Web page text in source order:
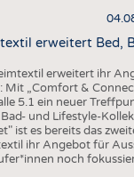
erweitert Bed,
erweitert ihr
Mit „Comfort &
5.1 ein neuer
und Lifestyle-
ist es bereits das
ihr Angebot für
noch